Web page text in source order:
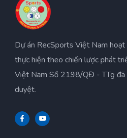
Dự án RecSports Việt Nam
thực hiện theo chiến lược phát
Việt Nam Số 2198/QĐ - TTg đã
duyệt.